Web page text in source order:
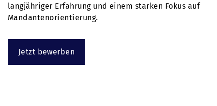
langjähriger Erfahrung und einem starken Fokus auf
Mandantenorientierung.
Jetzt bewerben